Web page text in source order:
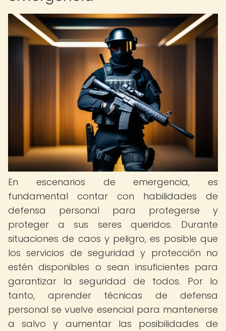
En escenarios de emergencia, es
fundamental contar con habilidades de
defensa personal para protegerse y
proteger a sus seres queridos. Durante
situaciones de caos y peligro, es posible que
los servicios de seguridad y protección no
estén disponibles o sean insuficientes para
garantizar la seguridad de todos. Por lo
tanto, aprender técnicas de defensa
personal se vuelve esencial para mantenerse
a salvo y aumentar las posibilidades de